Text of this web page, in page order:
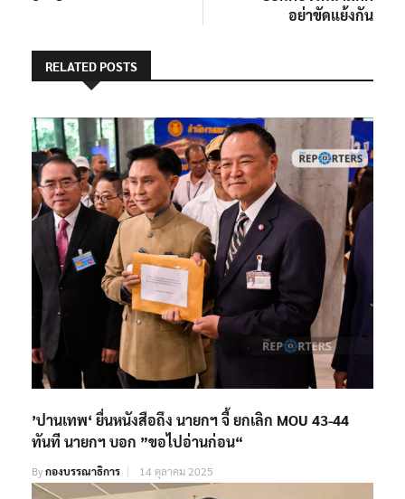
อย่าขัดแย้งกัน
RELATED POSTS
’ปานเทพ‘ ยื่นหนังสือถึง นายกฯ จี้ ยกเลิก MOU 43-44
ทันที นายกฯ บอก ”ขอไปอ่านก่อน“
Byกองบรรณาธิการ 14 ตุลาคม 2025